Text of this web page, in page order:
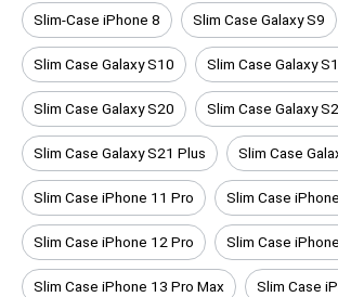
Slim-Case iPhone 8 Slim Case Galaxy S9
Slim Case Galaxy S10 Slim Case Galaxy
Slim Case Galaxy S20 Slim Case Galaxy
Slim Case Galaxy S21 Plus Slim Case
Slim Case iPhone 11 Pro Slim Case
Slim Case iPhone 12 Pro Slim Case
Slim Case iPhone 13 Pro Max Slim Case